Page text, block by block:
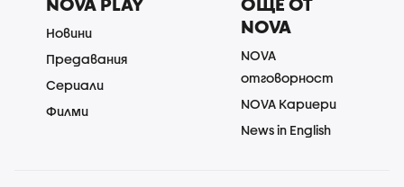
Новини
Предавания
Сериали
Филми
NOVA
NOVA
отговорност
NOVA Кариери
News in English